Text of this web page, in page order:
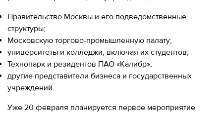
Чт.
9:00
17:00
Пт.
Правительство Москвы и его подведомственные
структуры;
Московскую торгово-промышленную палату;
университеты и колледжи, включая их студентов;
Технопарк и резидентов ПАО «Калибр»;
другие представители бизнеса и государственных
учреждений.
Уже 20 февраля планируется первое мероприятие